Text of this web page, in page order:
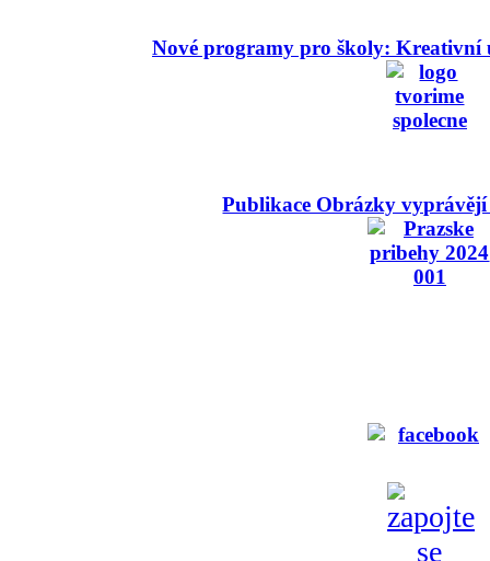
Nové programy pro školy: Kreativní
Publikace Obrázky